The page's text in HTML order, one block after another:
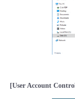
- クラウド / サ
- Flexible
- vUTM2
[User Account